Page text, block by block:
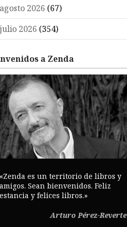
2026 (67)
2026 (354)
a Zenda
es un territorio de libros y
Sean bienvenidos. Feliz
y felices libros.»
Arturo Pérez-Reverte